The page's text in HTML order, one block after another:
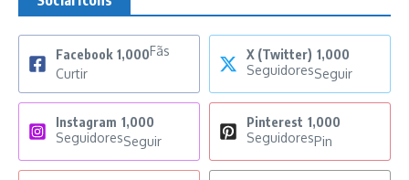
Facebook 1,000Fãs
Curtir
X (Twitter) 1,000
SeguidoresSeguir
Instagram 1,000
SeguidoresSeguir
Pinterest 1,000
SeguidoresPin